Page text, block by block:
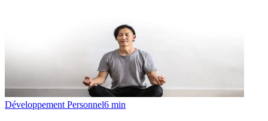
Développement Personnel6 min